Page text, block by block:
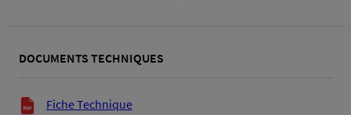
DOCUMENTS TECHNIQUES
Documents techniques
Fiche Technique